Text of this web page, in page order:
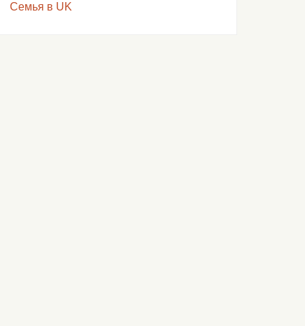
Семья в UK